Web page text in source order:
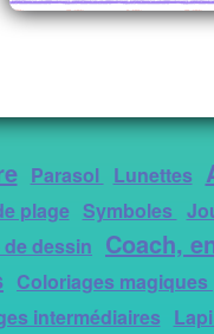
Parasol Lunettes
plage Symboles
de dessin Coach,
Coloriages magiques
intermédiaires